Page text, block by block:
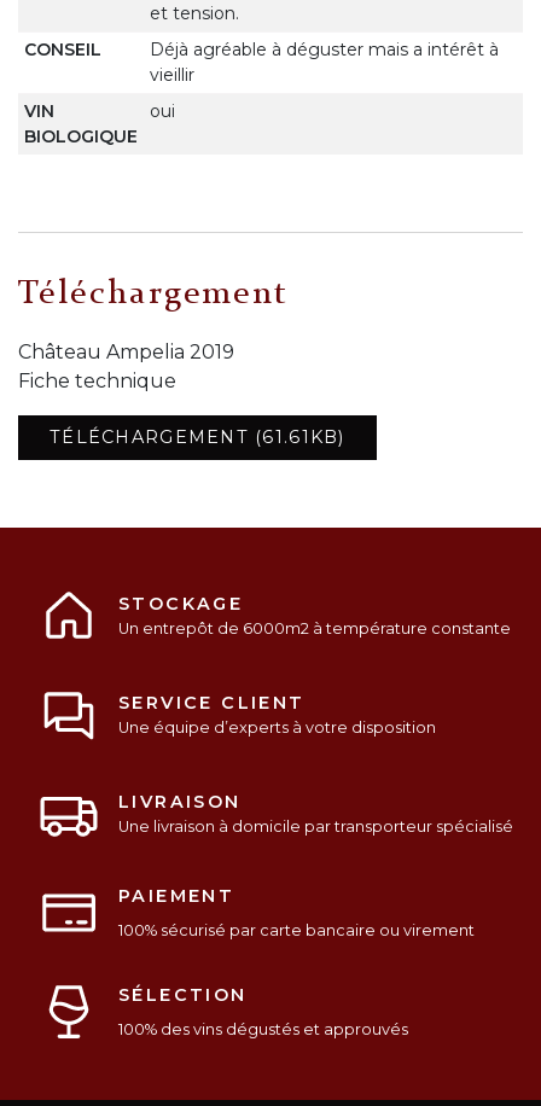
et tension.
CONSEIL
Déjà agréable à déguster mais a intérêt à
vieillir
VIN
BIOLOGIQUE
oui
Téléchargement
Château Ampelia 2019
Fiche technique
TÉLÉCHARGEMENT (61.61KB)
STOCKAGE
Un entrepôt de 6000m2 à température constante
SERVICE CLIENT
Une équipe d’experts à votre disposition
LIVRAISON
Une livraison à domicile par transporteur spécialisé
PAIEMENT
100% sécurisé par carte bancaire ou virement
SÉLECTION
100% des vins dégustés et approuvés